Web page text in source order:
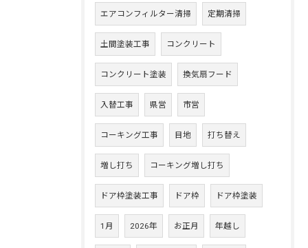
エアコンフィルター清掃 定期清掃
土間塗装工事 コンクリート
コンクリート塗装 換気扇フード
入替工事 県営 市営
コーキング工事 目地 打ち替え
増し打ち コーキング増し打ち
ドア枠塗装工事 ドア枠 ドア枠塗装
1月 2026年 お正月 年越し